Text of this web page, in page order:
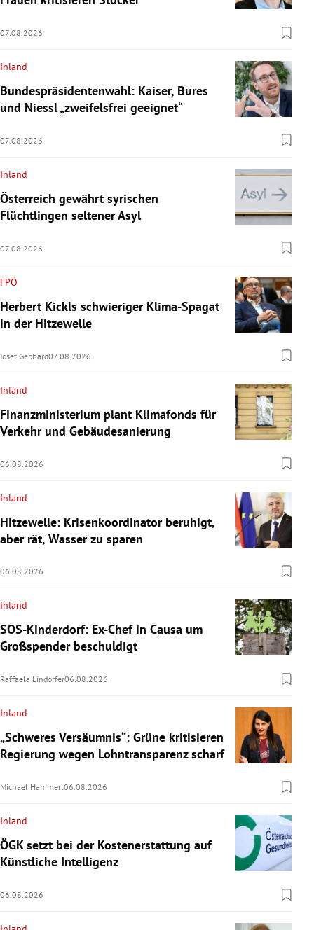
07.08.2026
Inland
Bundespräsidentenwahl: Kaiser, Bures
und Niessl „zweifelsfrei geeignet“
07.08.2026
Inland
Österreich gewährt syrischen
Flüchtlingen seltener Asyl
07.08.2026
FPÖ
Herbert Kickls schwieriger Klima-Spagat
in der Hitzewelle
Josef Gebhard07.08.2026
Inland
Finanzministerium plant Klimafonds für
Verkehr und Gebäudesanierung
06.08.2026
Inland
Hitzewelle: Krisenkoordinator beruhigt,
aber rät, Wasser zu sparen
06.08.2026
Inland
SOS-Kinderdorf: Ex-Chef in Causa um
Großspender beschuldigt
Raffaela Lindorfer06.08.2026
Inland
„Schweres Versäumnis“: Grüne kritisieren
Regierung wegen Lohntransparenz scharf
Michael Hammerl06.08.2026
Inland
ÖGK setzt bei der Kostenerstattung auf
Künstliche Intelligenz
06.08.2026